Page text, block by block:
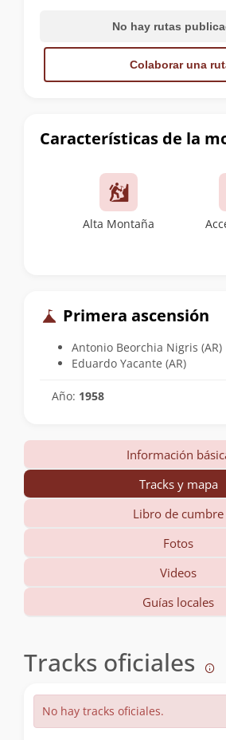
Características de la
Alta Montaña
Primera ascensión
Antonio Beorchia Nigris (AR)
Eduardo Yacante (AR)
Año: 1958
No hay rutas
Colaborar una
Información
Tracks y mapa
Libro de cumbre
Fotos
Videos
Guías locales
Tracks oficiales
No hay tracks oficiales.